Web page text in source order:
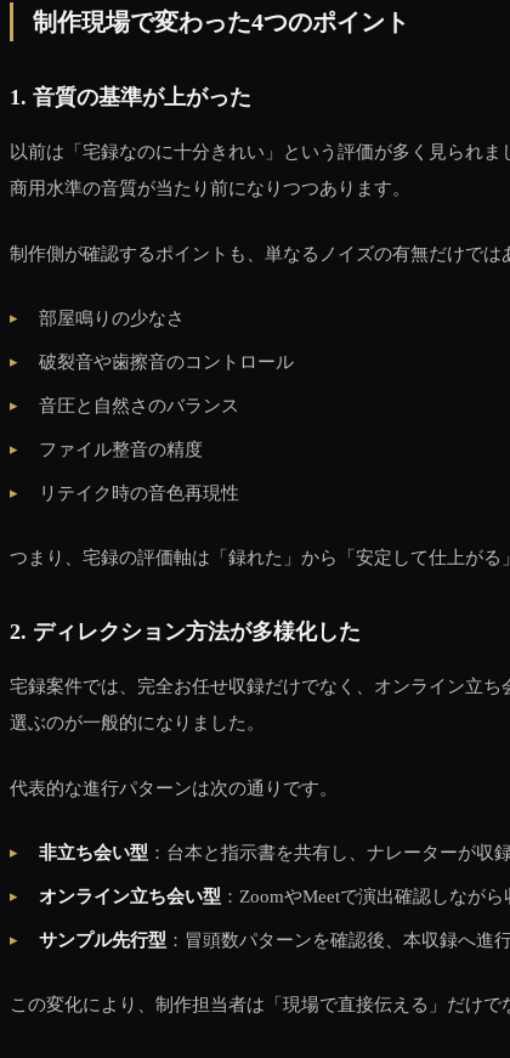
制作現場で変わった4つのポイント
1. 音質の基準が上がった
以前は「宅録なのに十分きれい」という評価が多く見られ
商用水準の音質が当たり前になりつつあります。
制作側が確認するポイントも、単なるノイズの有無だけでは
部屋鳴りの少なさ
破裂音や歯擦音のコントロール
音圧と自然さのバランス
ファイル整音の精度
リテイク時の音色再現性
つまり、宅録の評価軸は「録れた」から「安定して仕上がる
2. ディレクション方法が多様化した
宅録案件では、完全お任せ収録だけでなく、オンライン立
選ぶのが一般的になりました。
代表的な進行パターンは次の通りです。
非立ち会い型 ：台本と指示書を共有し、ナレーターが収
オンライン立ち会い型 ：ZoomやMeetで演出確認しながら
サンプル先行型 ：冒頭数パターンを確認後、本収録へ進
この変化により、制作担当者は「現場で直接伝える」だけ